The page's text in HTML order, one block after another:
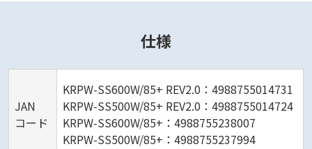
仕様
JAN
コード
KRPW-SS600W/85+ REV2.0：4988755014731
KRPW-SS500W/85+ REV2.0：4988755014724
KRPW-SS600W/85+：4988755238007
KRPW-SS500W/85+：4988755237994